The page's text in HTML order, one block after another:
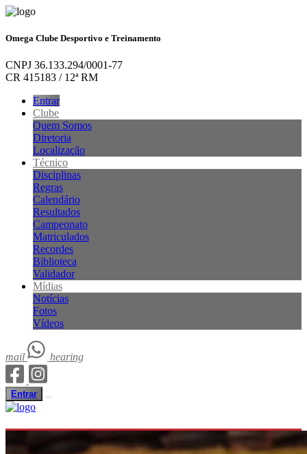
Omega Clube Desportivo e Treinamento
CNPJ 36.133.294/0001-77
CR 415183 / 12ª RM
Entrar
Clube
Quem Somos
Diretoria
Localização
Técnico
Disciplinas
Regras
Calendário
Resultados
Campeonato
Matriculados
Recordes
Biblioteca
Validador
Mídias
Notícias
Fotos
Vídeos
mail hearing
Entrar